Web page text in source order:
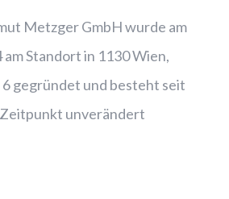
Metzger GmbHwurde am
am Standort in 1130 Wien,
gegründet und besteht seit
unverändert